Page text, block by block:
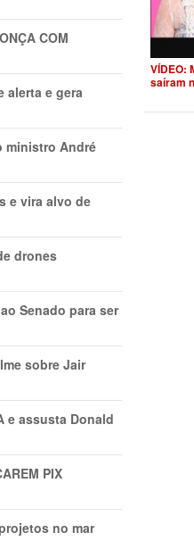
COM
alerta e gera
ministro André
e vira alvo de
drones
Senado para ser
sobre Jair
e assusta Donald
PIX
no mar
VÍDEO:
saíram